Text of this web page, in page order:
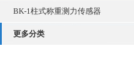
BK-1柱式称重测力传感器
更多分类